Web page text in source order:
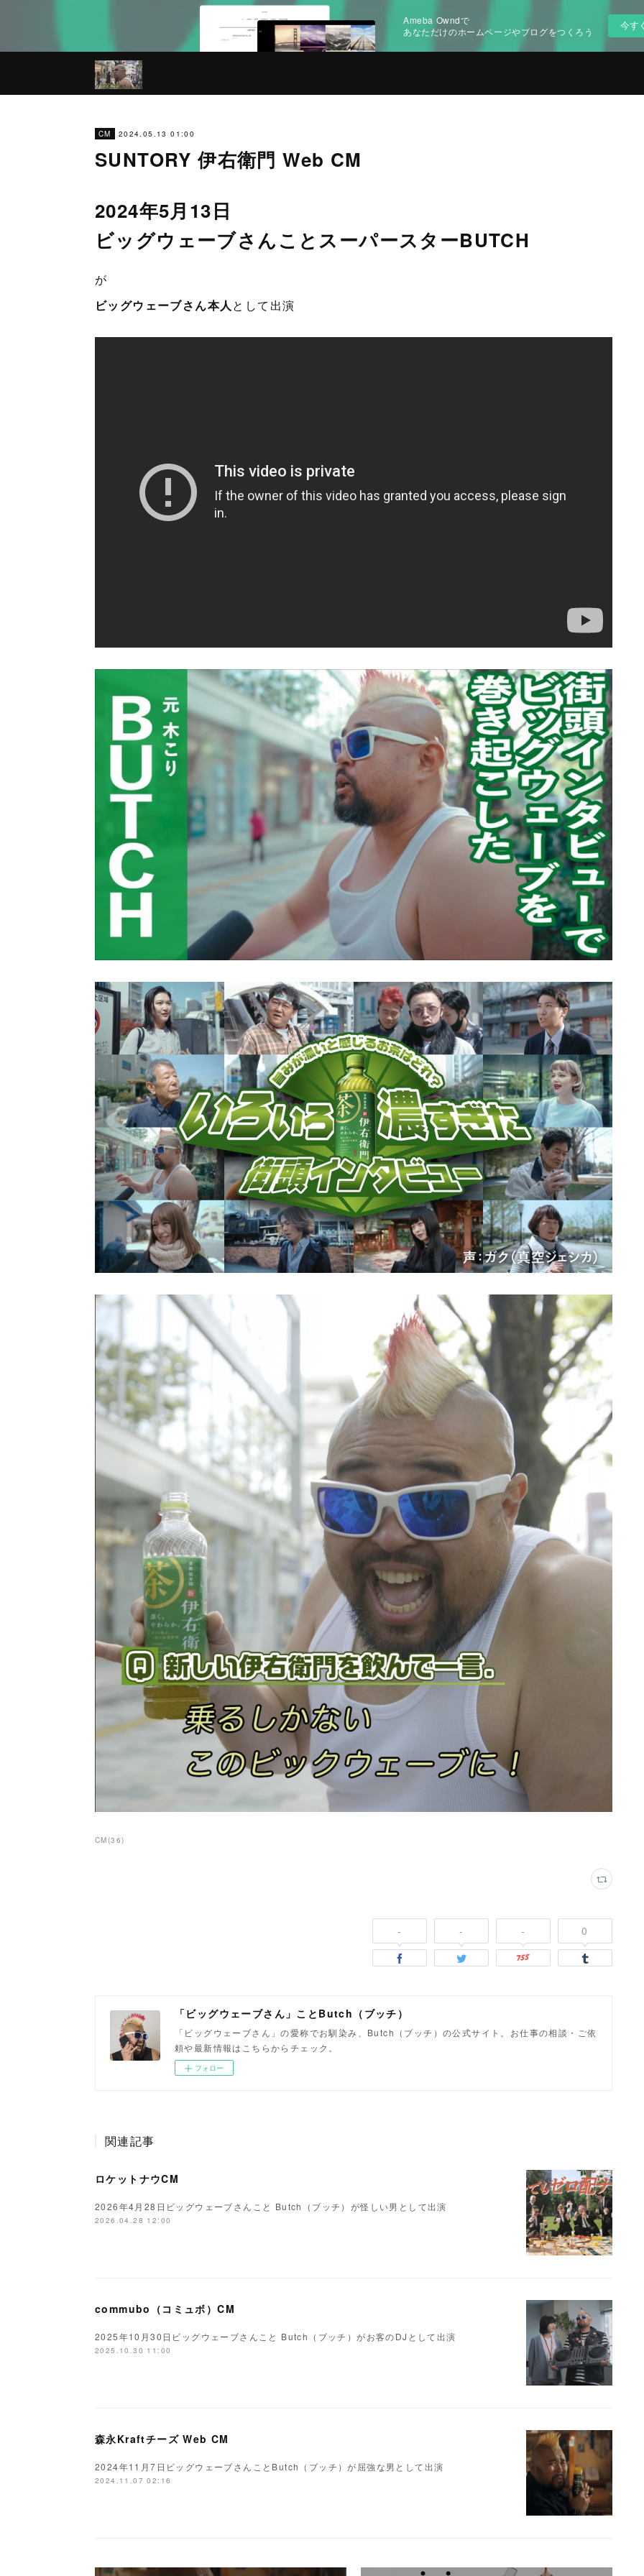
Ameba Owndで
あなただけのホームページやブログをつくろう
今す
CM 2024.05.13 01:00
SUNTORY 伊右衛門 Web CM
2024年5月13日
ビッグウェーブさんことスーパースターBUTCH
が
ビッグウェーブさん本人として出演
CM(36)
- - - 0
「ビッグウェーブさん」ことButch（ブッチ）
「ビッグウェーブさん」の愛称でお馴染み、Butch（ブッチ）の公式サイト。お仕事の相談・ご依
頼や最新情報はこちらからチェック。
フォロー
関連記事
ロケットナウCM
2026年4月28日ビッグウェーブさんこと Butch（ブッチ）が怪しい男として出演
2026.04.28 12:00
commubo（コミュボ）CM
2025年10月30日ビッグウェーブさんこと Butch（ブッチ）がお客のDJとして出演
2025.10.30 11:00
森永Kraftチーズ Web CM
2024年11月7日ビッグウェーブさんことButch（ブッチ）が屈強な男として出演
2024.11.07 02:16